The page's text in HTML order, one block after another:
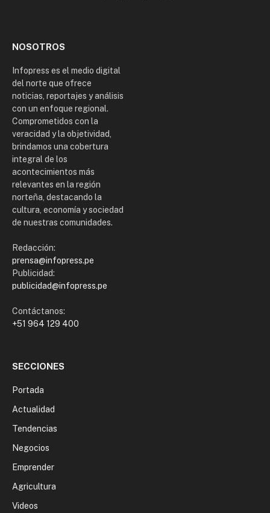
NOSOTROS
Infopress es el medio digital
del norte que ofrece
noticias, reportajes y análisis
con un enfoque regional.
Comprometidos con la
veracidad y la objetividad,
brindamos una cobertura
integral de los
acontecimientos más
relevantes en la región
norteña, destacando la
cultura, economía y sociedad
de nuestras comunidades.
Redacción:
prensa@infopress.pe
Publicidad:
publicidad@infopress.pe
Contáctanos:
+51 964 129 400
SECCIONES
Portada
Actualidad
Tendencias
Negocios
Emprender
Agricultura
Videos